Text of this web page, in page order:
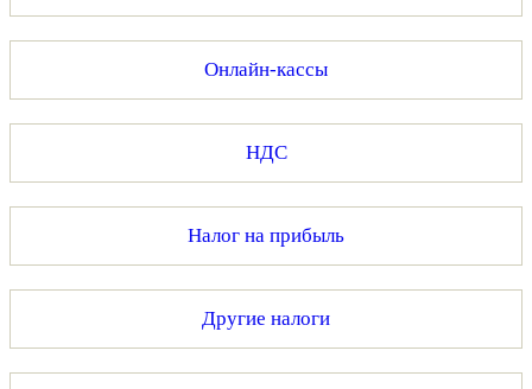
Онлайн-кассы
НДС
Налог на прибыль
Другие налоги